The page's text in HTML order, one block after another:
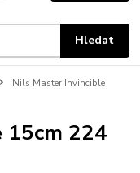
Hledat
Nils Master Invincible
224